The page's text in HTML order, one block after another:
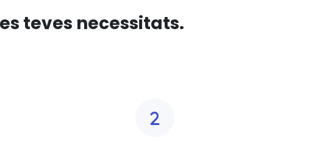
teves necessitats.